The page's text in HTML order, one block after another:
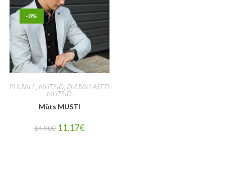
-0%
PUUVILL MÜTSID, PUUVILLASED
MÜTSID
Müts MUSTI
14.90€ 11.17€